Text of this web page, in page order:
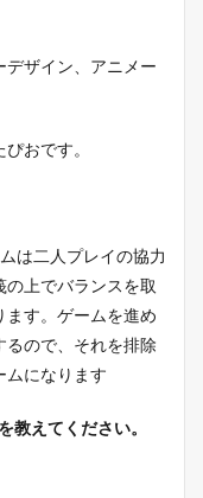
デザイン、アニメー
おです。
は二人プレイの協力
上でバランスを取
ます。ゲームを進め
るので、それを排除
ムになります
えてください。